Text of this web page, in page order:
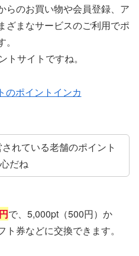
らのお買い物や会員登録、ア
ざまなサービスのご利用でポ
サイトですね。
れている老舗のポイント
だね
で、5,000pt（500円）か
券などに交換できます。